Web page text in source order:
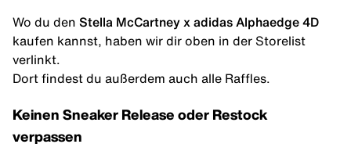
Wo du den Stella McCartney x adidas Alphaedge 4D
kaufen kannst, haben wir dir oben in der Storelist
verlinkt.
Dort findest du außerdem auch alle Raffles.
Keinen Sneaker Release oder Restock
verpassen